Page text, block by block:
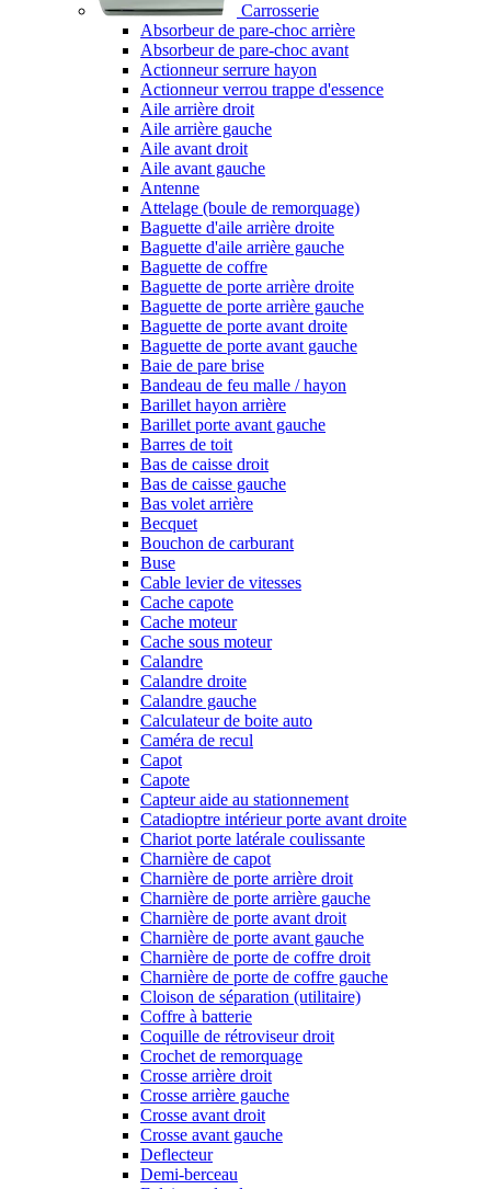
Carrosserie
Absorbeur de pare-choc arrière
Absorbeur de pare-choc avant
Actionneur serrure hayon
Actionneur verrou trappe d'essence
Aile arrière droit
Aile arrière gauche
Aile avant droit
Aile avant gauche
Antenne
Attelage (boule de remorquage)
Baguette d'aile arrière droite
Baguette d'aile arrière gauche
Baguette de coffre
Baguette de porte arrière droite
Baguette de porte arrière gauche
Baguette de porte avant droite
Baguette de porte avant gauche
Baie de pare brise
Bandeau de feu malle / hayon
Barillet hayon arrière
Barillet porte avant gauche
Barres de toit
Bas de caisse droit
Bas de caisse gauche
Bas volet arrière
Becquet
Bouchon de carburant
Buse
Cable levier de vitesses
Cache capote
Cache moteur
Cache sous moteur
Calandre
Calandre droite
Calandre gauche
Calculateur de boite auto
Caméra de recul
Capot
Capote
Capteur aide au stationnement
Catadioptre intérieur porte avant droite
Chariot porte latérale coulissante
Charnière de capot
Charnière de porte arrière droit
Charnière de porte arrière gauche
Charnière de porte avant droit
Charnière de porte avant gauche
Charnière de porte de coffre droit
Charnière de porte de coffre gauche
Cloison de séparation (utilitaire)
Coffre à batterie
Coquille de rétroviseur droit
Crochet de remorquage
Crosse arrière droit
Crosse arrière gauche
Crosse avant droit
Crosse avant gauche
Deflecteur
Demi-berceau